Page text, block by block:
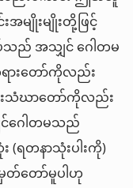
မျိုးမျိုးတို့ဖြင့်
သည် အသျှင် ဂေါတမ
းတော်ကိုလည်း
သံဃာတော်ကိုလည်း
ဂေါတမသည်
တနာသုံးပါးကို)
တော်မူပါဟု